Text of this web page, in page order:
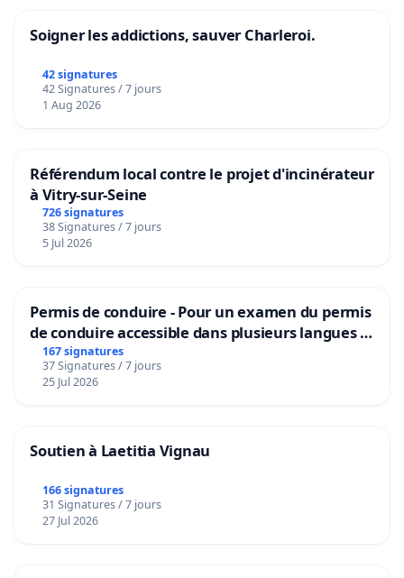
Soigner les addictions, sauver Charleroi.
42 signatures
42 Signatures / 7 jours
1 Aug 2026
Référendum local contre le projet d'incinérateur
à Vitry-sur-Seine
726 signatures
38 Signatures / 7 jours
5 Jul 2026
Permis de conduire - Pour un examen du permis
de conduire accessible dans plusieurs langues à
Bruxelles
167 signatures
37 Signatures / 7 jours
25 Jul 2026
Soutien à Laetitia Vignau
166 signatures
31 Signatures / 7 jours
27 Jul 2026